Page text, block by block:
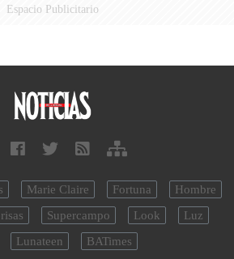
Espacio Publicitario
Marie Claire Fortuna
Hombre
Supercampo Look
Luz
Lunateen BATimes